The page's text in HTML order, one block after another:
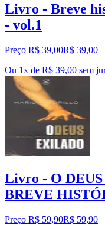
Livro - Breve
- vol.1
Preço R$ 39,00R$ 39,00
Ou 1x de R$ 39,00 sem
Livro - O
BREVE
Preço R$ 59,90R$ 59,90